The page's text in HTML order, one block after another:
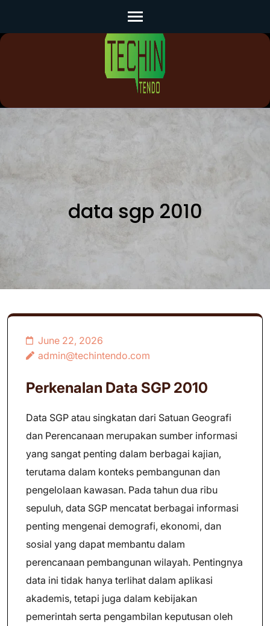
data sgp 2010
June 22, 2026
admin@techintendo.com
Perkenalan Data SGP 2010
Data SGP atau singkatan dari Satuan Geografi
dan Perencanaan merupakan sumber informasi
yang sangat penting dalam berbagai kajian,
terutama dalam konteks pembangunan dan
pengelolaan kawasan. Pada tahun dua ribu
sepuluh, data SGP mencatat berbagai informasi
penting mengenai demografi, ekonomi, dan
sosial yang dapat membantu dalam
perencanaan pembangunan wilayah. Pentingnya
data ini tidak hanya terlihat dalam aplikasi
akademis, tetapi juga dalam kebijakan
pemerintah serta pengambilan keputusan oleh